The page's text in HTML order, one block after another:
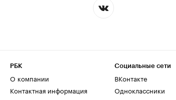
РБК
О компании
Контактная информация
Социальные сети
ВКонтакте
Одноклассники